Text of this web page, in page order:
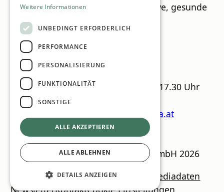
Wissensvermittlung für eine inklusive, gesunde
und zukunftsfähige Gesellschaft.
Messedetails auf einen Blick
integra 2026 Öffnungszeiten
– 12. Juni 2026 MI & DO 9.00 – 17.30 Uhr
www.integra.at
CSR Guide
© MN Anzeigenservice GmbH 2026
Impressum Datenschutzrichtlinien
Mediadaten
NewsletterKontaktCookie Einstellungen
Weitere Informationen
UNBEDINGT ERFORDERLICH
PERFORMANCE
PERSONALISIERUNG
FUNKTIONALITÄT
SONSTIGE
ALLE AKZEPTIEREN
ALLE ABLEHNEN
DETAILS ANZEIGEN